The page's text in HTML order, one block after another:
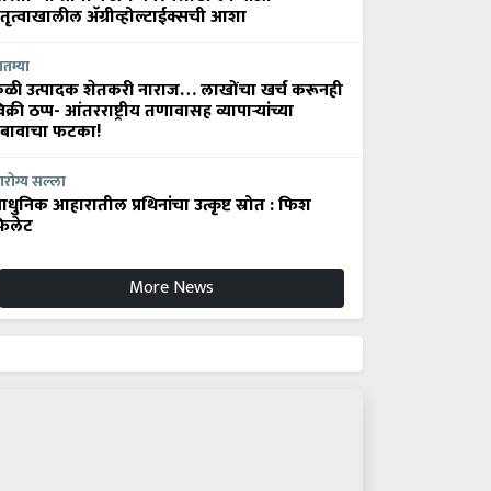
अ‍ॅग्रीव्होल्टाईक्सची आशा
उत्पादक शेतकरी नाराज… लाखोंचा खर्च करूनही
ठप्प- आंतरराष्ट्रीय तणावासह व्यापाऱ्यांच्या
फटका!
सल्ला
आहारातील प्रथिनांचा उत्कृष्ट स्रोत : फिश
More News